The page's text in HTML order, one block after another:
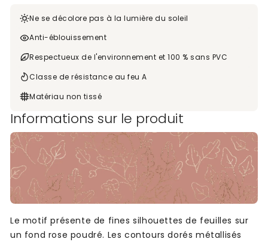
Ne se décolore pas à la lumière du soleil
Anti-éblouissement
Respectueux de l'environnement et 100 % sans PVC
Classe de résistance au feu A
Matériau non tissé
Informations sur le produit
Le motif présente de fines silhouettes de feuilles sur
un fond rose poudré. Les contours dorés métallisés